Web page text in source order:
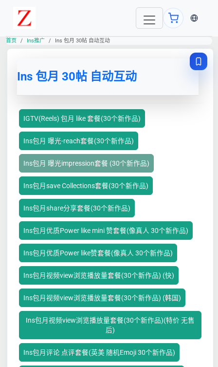
当前语
首页 Ins推广 Ins 包月 30帖 自动互动
Ins 包月 30帖 自动互动
IGTV(Reels) 包月 like 套餐(30个新作品)
Ins包月 曝光-reach套餐(30个新作品)
Ins包月 曝光impression套餐 (30个新作品)
Ins包月save Collections套餐(30个新作品)
Ins包月share分享套餐(30个新作品)
Ins包月优质Power like mini 赞套餐(像真人 30个新作品)
Ins包月优质Power like赞套餐(像真人 30个新作品)
Ins包月视频view浏览播放量套餐(30个新作品) (快)
Ins包月视频view浏览播放量套餐(30个新作品) (韩国)
Ins包月视频view浏览播放量套餐(30个新作品)(特价 无售
后)
Ins包月评论 点评套餐(英美 随机Emoji 30个新作品)